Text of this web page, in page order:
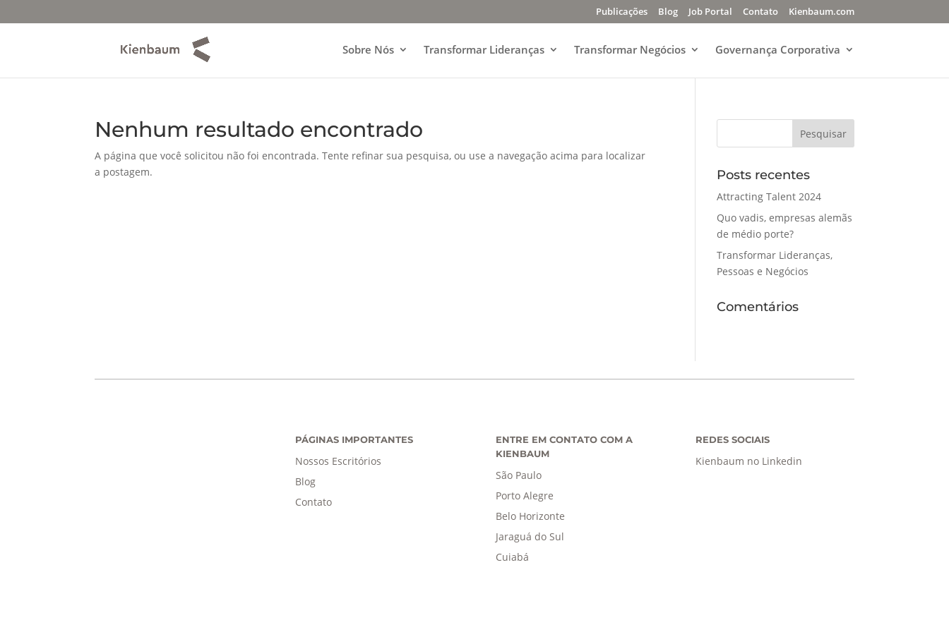
Publicações Blog Job Portal Contato Kienbaum.com
Sobre Nós Transformar Lideranças Transformar Negócios Governança Corporativa
Nenhum resultado encontrado
A página que você solicitou não foi encontrada. Tente refinar sua pesquisa, ou use a navegação acima para localizar
a postagem.
Posts recentes
Attracting Talent 2024
Quo vadis, empresas alemãs
de médio porte?
Transformar Lideranças,
Pessoas e Negócios
Comentários
PÁGINAS IMPORTANTES
Nossos Escritórios
Blog
Contato
ENTRE EM CONTATO COM A
KIENBAUM
São Paulo
Porto Alegre
Belo Horizonte
Jaraguá do Sul
Cuiabá
REDES SOCIAIS
Kienbaum no Linkedin